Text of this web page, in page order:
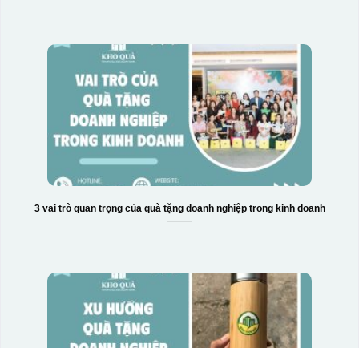
3 vai trò quan trọng của quà tặng doanh nghiệp trong kinh doanh